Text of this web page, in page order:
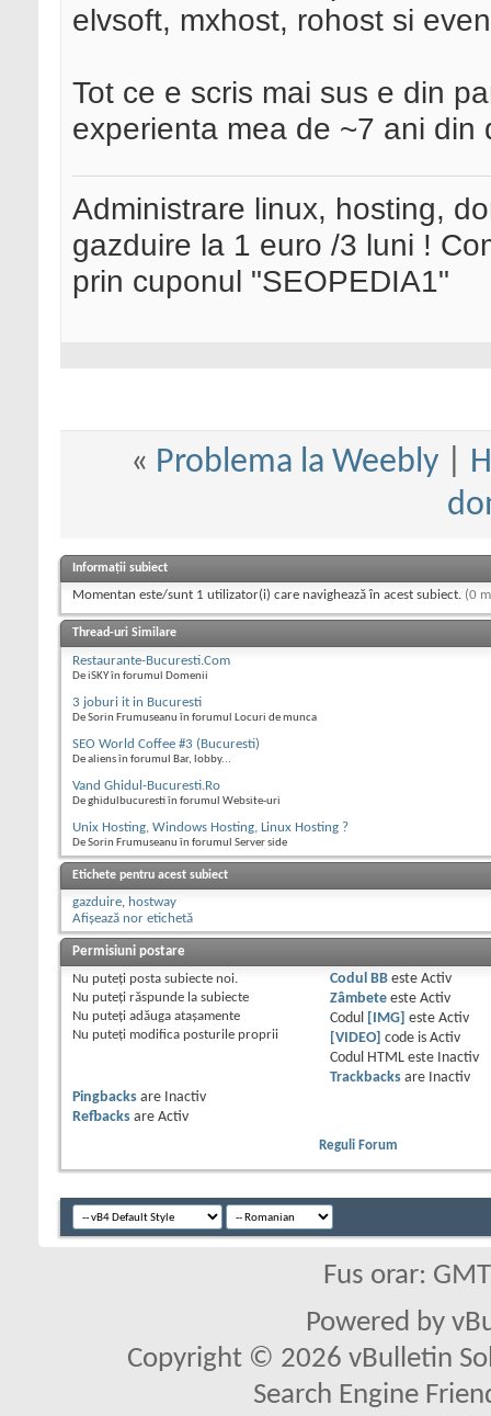
elvsoft, mxhost, rohost si
Tot ce e scris mai sus e din
experienta mea de ~7 ani din
Administrare linux, hosting,
gazduire la 1 euro /3 luni !
prin cuponul "SEOPEDIA1"
« Problema la Weebly
Informații subiect
Momentan este/sunt 1 utilizator(i) care navighează în acest subiect. (0
Thread-uri Similare
Restaurante-Bucuresti.Com
De iSKY în forumul Domenii
3 joburi it in Bucuresti
De Sorin Frumuseanu în forumul Locuri de munca
SEO World Coffee #3 (Bucuresti)
De aliens în forumul Bar, lobby...
Vand Ghidul-Bucuresti.Ro
De ghidulbucuresti în forumul Website-uri
Unix Hosting, Windows Hosting, Linux Hosting ?
De Sorin Frumuseanu în forumul Server side
Etichete pentru acest subiect
gazduire, hostway
Afișează nor etichetă
Permisiuni postare
Nu puteţi posta subiecte noi.
Nu puteţi răspunde la subiecte
Nu puteţi adăuga ataşamente
Nu puteţi modifica posturile proprii
Codul BBeste Activ
Zâmbeteeste Activ
Codul
[IMG] este Activ
[VIDEO]
code is Activ
Codul HTML este
Inactiv
Trackbacksare
Inactiv
Pingbacks are
Inactiv
Refbacks are Activ
Reguli Forum
Fus orar:
Powered by
Copyright © 2026 vBulletin
Search Engine